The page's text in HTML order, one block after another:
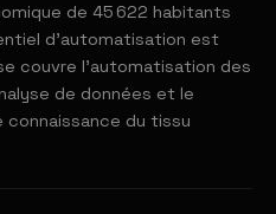
de 45 622 habitants
d'automatisation est
couvre l'automatisation des
de données et le
connaissance du tissu